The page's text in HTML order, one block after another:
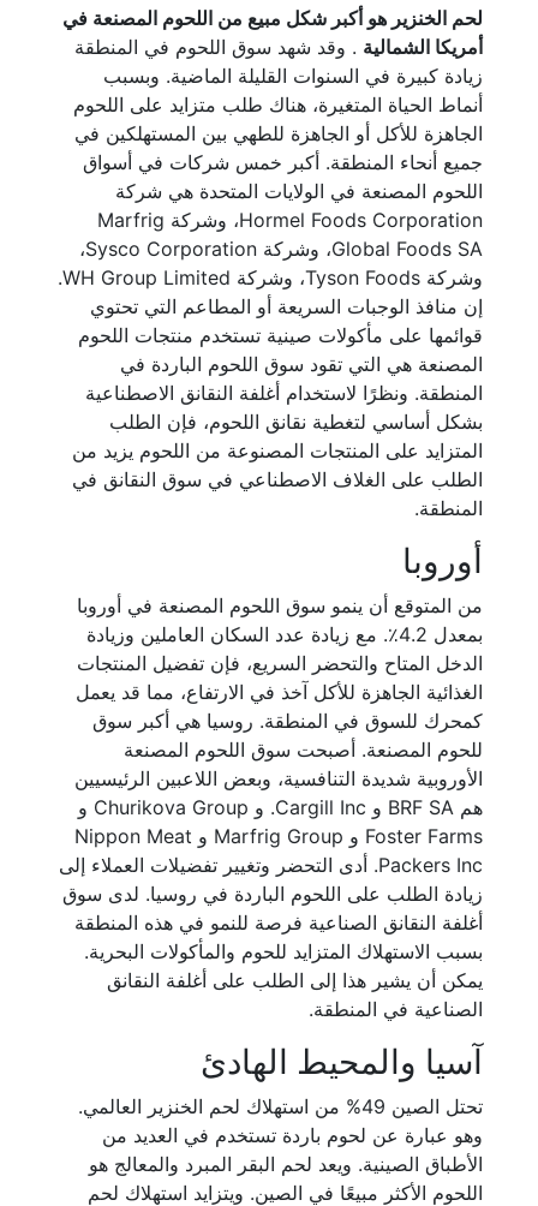
لحم الخنزير هو أكبر شكل مبيع من اللحوم المصنعة في
أمريكا الشمالية . وقد شهد سوق اللحوم في المنطقة
زيادة كبيرة في السنوات القليلة الماضية. وبسبب
أنماط الحياة المتغيرة، هناك طلب متزايد على اللحوم
الجاهزة للأكل أو الجاهزة للطهي بين المستهلكين في
جميع أنحاء المنطقة. أكبر خمس شركات في أسواق
اللحوم المصنعة في الولايات المتحدة هي شركة
Hormel Foods Corporation، وشركة Marfrig
Global Foods SA، وشركة Sysco Corporation،
وشركة Tyson Foods، وشركة WH Group Limited.
إن منافذ الوجبات السريعة أو المطاعم التي تحتوي
قوائمها على مأكولات صينية تستخدم منتجات اللحوم
المصنعة هي التي تقود سوق اللحوم الباردة في
المنطقة. ونظرًا لاستخدام أغلفة النقانق الاصطناعية
بشكل أساسي لتغطية نقانق اللحوم، فإن الطلب
المتزايد على المنتجات المصنوعة من اللحوم يزيد من
الطلب على الغلاف الاصطناعي في سوق النقانق في
المنطقة.
أوروبا
من المتوقع أن ينمو سوق اللحوم المصنعة في أوروبا
بمعدل 4.2٪. مع زيادة عدد السكان العاملين وزيادة
الدخل المتاح والتحضر السريع، فإن تفضيل المنتجات
الغذائية الجاهزة للأكل آخذ في الارتفاع، مما قد يعمل
كمحرك للسوق في المنطقة. روسيا هي أكبر سوق
للحوم المصنعة. أصبحت سوق اللحوم المصنعة
الأوروبية شديدة التنافسية، وبعض اللاعبين الرئيسيين
هم BRF SA و Cargill Inc. و Churikova Group و
Foster Farms و Marfrig Group و Nippon Meat
Packers Inc. أدى التحضر وتغيير تفضيلات العملاء إلى
زيادة الطلب على اللحوم الباردة في روسيا. لدى سوق
أغلفة النقانق الصناعية فرصة للنمو في هذه المنطقة
بسبب الاستهلاك المتزايد للحوم والمأكولات البحرية.
يمكن أن يشير هذا إلى الطلب على أغلفة النقانق
الصناعية في المنطقة.
آسيا والمحيط الهادئ
تحتل الصين 49% من استهلاك لحم الخنزير العالمي.
وهو عبارة عن لحوم باردة تستخدم في العديد من
الأطباق الصينية. ويعد لحم البقر المبرد والمعالج هو
اللحوم الأكثر مبيعًا في الصين. ويتزايد استهلاك لحم